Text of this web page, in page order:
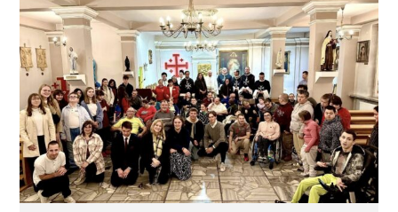
z daleka – On przychodzi […]